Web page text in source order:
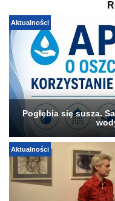
Aktualności
Pogłębia się susza.
Aktualności